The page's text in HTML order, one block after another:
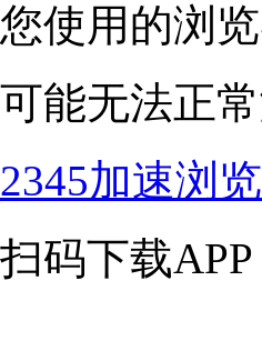
您使用的浏
可能无法正
2345加速浏
扫码下载